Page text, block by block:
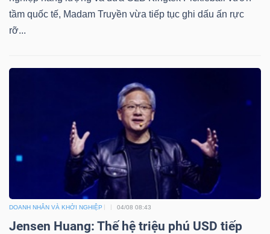
tầm quốc tế, Madam Truyền vừa tiếp tục ghi dấu ấn rực
rỡ...
DOANH NHÂN VÀ KHỞI NGHIỆP 04/08 08:43
Jensen Huang: Thế hệ triệu phú USD tiếp